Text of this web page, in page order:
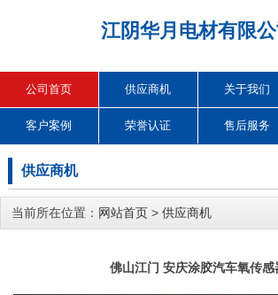
江阴华月电材有限公
公司首页 供应商机 关于我们
客户案例 荣誉认证 售后服务
供应商机
当前所在位置： 网站首页 > 供应商机
佛山江门 安庆涂胶汽车氧传感